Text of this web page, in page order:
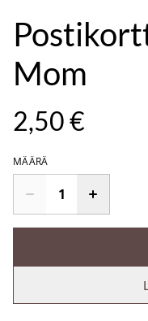
Mom
2,50 €
MÄÄRÄ